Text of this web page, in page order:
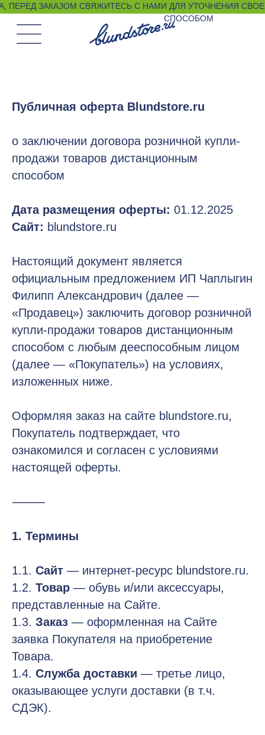
ПЕРЕД ЗАКАЗОМ СВЯЖИТЕСЬ С НАМИ ДЛЯ УТОЧНЕНИЯ СВОЕГО РАЗМЕРА ЛЮБЫМ
СПОСОБОМ
Публичная оферта Blundstore.ru
о заключении договора розничной купли-
продажи товаров дистанционным
способом
Дата размещения оферты: 01.12.2025
Сайт: blundstore.ru
Настоящий документ является
официальным предложением ИП Чаплыгин
Филипп Александрович (далее —
«Продавец») заключить договор розничной
купли-продажи товаров дистанционным
способом с любым дееспособным лицом
(далее — «Покупатель») на условиях,
изложенных ниже.
Оформляя заказ на сайте blundstore.ru,
Покупатель подтверждает, что
ознакомился и согласен с условиями
настоящей оферты.
⸻
1. Термины
1.1. Сайт — интернет-ресурс blundstore.ru.
1.2. Товар — обувь и/или аксессуары,
представленные на Сайте.
1.3. Заказ — оформленная на Сайте
заявка Покупателя на приобретение
Товара.
1.4. Служба доставки — третье лицо,
оказывающее услуги доставки (в т.ч.
СДЭК).